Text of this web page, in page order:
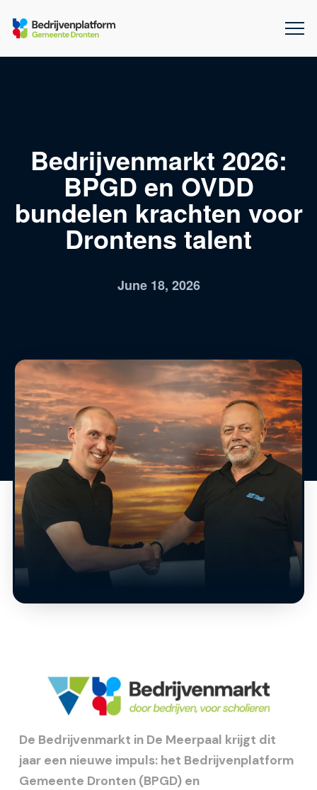
Bedrijvenmarkt 2026:
BPGD en OVDD
bundelen krachten voor
Drontens talent
June 18, 2026
De Bedrijvenmarkt in De Meerpaal krijgt dit
jaar een nieuwe impuls: het Bedrijvenplatform
Gemeente Dronten (BPGD) en